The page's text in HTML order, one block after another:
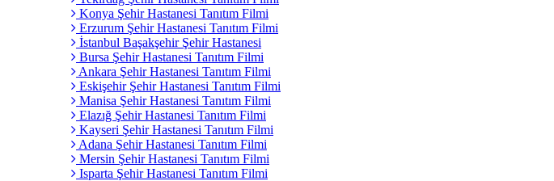
Konya Şehir Hastanesi Tanıtım Filmi
Erzurum Şehir Hastanesi Tanıtım Filmi
İstanbul Başakşehir Şehir Hastanesi
Bursa Şehir Hastanesi Tanıtım Filmi
Ankara Şehir Hastanesi Tanıtım Filmi
Eskişehir Şehir Hastanesi Tanıtım Filmi
Manisa Şehir Hastanesi Tanıtım Filmi
Elazığ Şehir Hastanesi Tanıtım Filmi
Kayseri Şehir Hastanesi Tanıtım Filmi
Adana Şehir Hastanesi Tanıtım Filmi
Mersin Şehir Hastanesi Tanıtım Filmi
Isparta Şehir Hastanesi Tanıtım Filmi